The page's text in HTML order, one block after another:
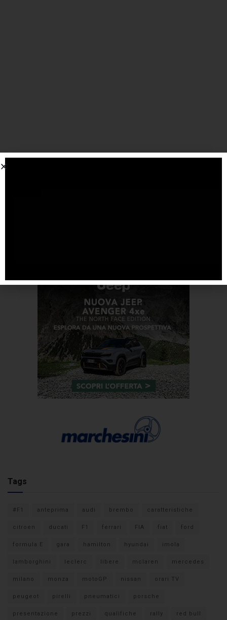
Tags
#F1 anteprima audi brembo caratteristiche
citroen ducati F1 ferrari FIA fiat ford
formula E gara hamilton hyundai imola
lamborghini leclerc libere mclaren mercedes
milano monza motoGP nissan orari TV
peugeot pirelli pneumatici porsche
presentazione prezzi qualifiche rally red bull